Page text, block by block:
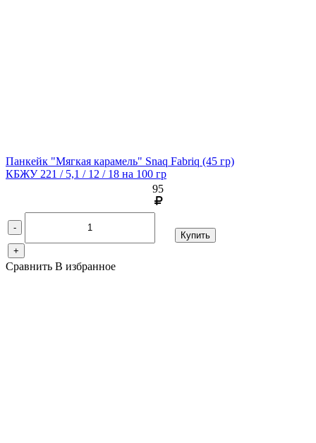
Панкейк "Мягкая карамель" Snaq Fabriq (45 гр)
КБЖУ 221 / 5,1 / 12 / 18 на 100 гр
95
-
+
Купить
Сравнить В избранное